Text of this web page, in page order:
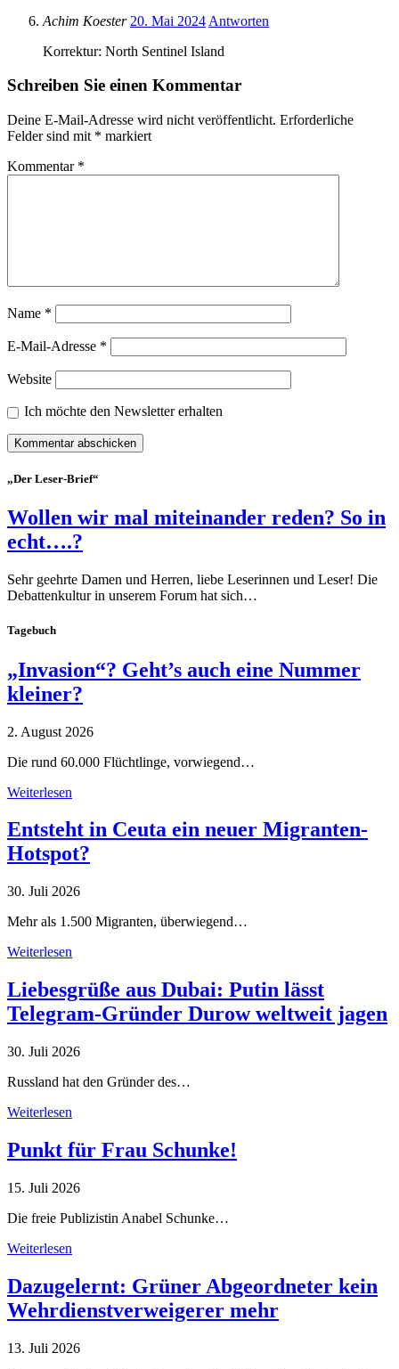
Achim Koester 20. Mai 2024 Antworten
Korrektur: North Sentinel Island
Schreiben Sie einen Kommentar
Deine E-Mail-Adresse wird nicht veröffentlicht. Erforderliche
Felder sind mit * markiert
Kommentar *
Name *
E-Mail-Adresse *
Website
Ich möchte den Newsletter erhalten
„Der Leser-Brief“
Wollen wir mal miteinander reden? So in
echt….?
Sehr geehrte Damen und Herren, liebe Leserinnen und Leser! Die
Debattenkultur in unserem Forum hat sich…
Tagebuch
„Invasion“? Geht’s auch eine Nummer
kleiner?
2. August 2026
Die rund 60.000 Flüchtlinge, vorwiegend…
Weiterlesen
Entsteht in Ceuta ein neuer Migranten-
Hotspot?
30. Juli 2026
Mehr als 1.500 Migranten, überwiegend…
Weiterlesen
Liebesgrüße aus Dubai: Putin lässt
Telegram-Gründer Durow weltweit jagen
30. Juli 2026
Russland hat den Gründer des…
Weiterlesen
Punkt für Frau Schunke!
15. Juli 2026
Die freie Publizistin Anabel Schunke…
Weiterlesen
Dazugelernt: Grüner Abgeordneter kein
Wehrdienstverweigerer mehr
13. Juli 2026